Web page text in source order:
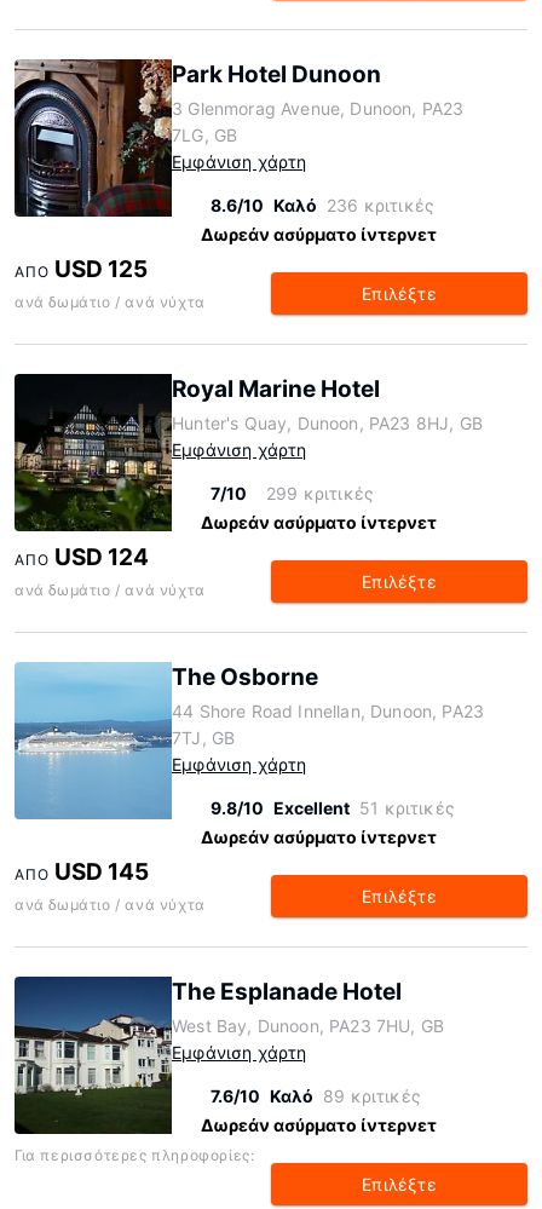
Park Hotel Dunoon
3 Glenmorag Avenue, Dunoon, PA23
7LG, GB
Εμφάνιση χάρτη
8.6/10 Καλό 236 κριτικές
Δωρεάν ασύρματο ίντερνετ
ΑΠΌ USD 125
ανά δωμάτιο / ανά νύχτα Επιλέξτε
Royal Marine Hotel
Hunter's Quay, Dunoon, PA23 8HJ, GB
Εμφάνιση χάρτη
7/10
299 κριτικές
Δωρεάν ασύρματο ίντερνετ
ΑΠΌ USD 124
ανά δωμάτιο / ανά νύχτα Επιλέξτε
The Osborne
44 Shore Road Innellan, Dunoon, PA23
7TJ, GB
Εμφάνιση χάρτη
9.8/10 Excellent 51 κριτικές
Δωρεάν ασύρματο ίντερνετ
ΑΠΌ USD 145
ανά δωμάτιο / ανά νύχτα Επιλέξτε
The Esplanade Hotel
West Bay, Dunoon, PA23 7HU, GB
Εμφάνιση χάρτη
7.6/10 Καλό 89 κριτικές
Δωρεάν ασύρματο ίντερνετ
Για περισσότερες πληροφορίες:
Επιλέξτε